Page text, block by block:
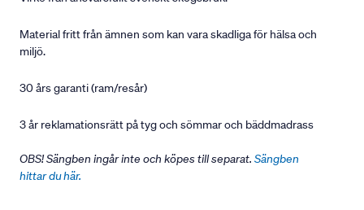
Material fritt från ämnen som kan vara skadliga för hälsa och
miljö.
30 års garanti (ram/resår)
3 år reklamationsrätt på tyg och sömmar och bäddmadrass
OBS! Sängben ingår inte och köpes till separat. Sängben
hittar du här.